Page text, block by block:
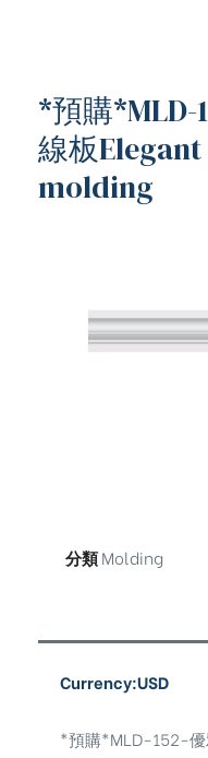
*預購*MLD-
線板
molding
分類Molding
Currency:USD
*預購*MLD-152-